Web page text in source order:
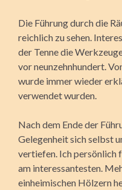
Die Führung durch die
reichlich zu sehen.
der Tenne die
vor neunzehnhundert.
wurde immer wieder
verwendet wurden.
Nach dem Ende der
Gelegenheit sich selbst
vertiefen. Ich
am interessantesten.
einheimischen Hölzern